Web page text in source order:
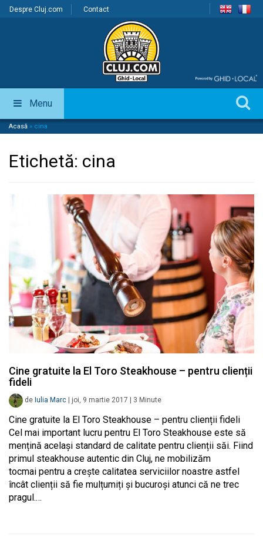
Despre Cluj.com Contact
Menu
Acasă » cina
Etichetă: cina
Cine gratuite la El Toro Steakhouse – pentru clienții
fideli
de Iulia Marc joi, 9 martie 2017 3 Minute
Cine gratuite la El Toro Steakhouse – pentru clienții fideli
Cel mai important lucru pentru El Toro Steakhouse este să
mențină același standard de calitate pentru clienții săi. Fiind
primul steakhouse autentic din Cluj, ne mobilizăm
tocmai pentru a crește calitatea serviciilor noastre astfel
încât clienții să fie mulțumiți și bucuroși atunci că ne trec
pragul.…